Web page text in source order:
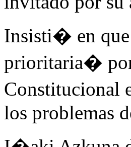
Insisti� en que
prioritaria�
Constitucional
los problemas